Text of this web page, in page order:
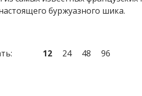
буржуазного шика.
12 24 48 96